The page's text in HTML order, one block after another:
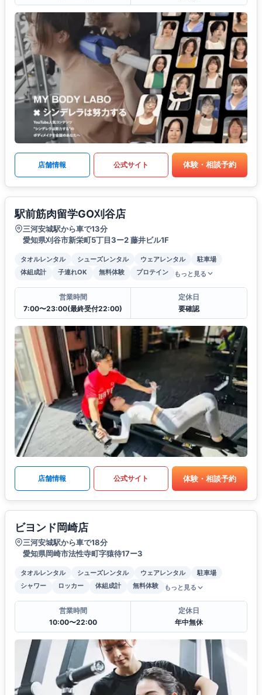
店舗情報 公式サイト 体験・相談予約
駅前筋肉留学GO刈谷店
三河安城駅から車で13分
愛知県刈谷市新栄町5丁目3ー2 藤井ビル1F
タオルレンタル シューズレンタル ウェアレンタル
駐車場
体組成計
子連れOK 無料体験 プロテイン もっと見る
営業時間
7:00〜23:00(最終受付22:00)
定休日
要確認
店舗情報 公式サイト 体験・相談予約
ビヨンド岡崎店
三河安城駅から車で18分
愛知県岡崎市法性寺町字猿待17ー3
タオルレンタル シューズレンタル ウェアレンタル
駐車場
シャワー
ロッカー 体組成計 無料体験 もっと見る
営業時間
10:00〜22:00
定休日
年中無休